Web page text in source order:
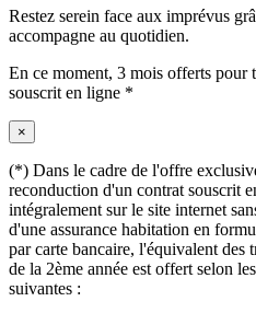
Restez serein face aux imprévus
accompagne au quotidien.
En ce moment, 3 mois offerts pour
souscrit en ligne *
×
(*) Dans le cadre de l'offre
reconduction d'un contrat souscrit
intégralement sur le site internet
d'une assurance habitation en
par carte bancaire, l'équivalent des
de la 2ème année est offert selon
suivantes :